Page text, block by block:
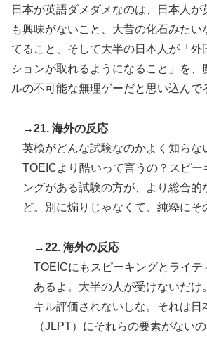
日本が英語ダメダメなのは、日本人が
も興味がないこと、大昔の化石みたい
てること、そして大半の日本人が「外
ションが取れるようになること」を、
ルの不可能な無理ゲーだと思い込んで
→21. 海外の反応
英検がどんな試験なのかよく知らな
TOEICより酷いって言うの？スピー
ングがある試験の方が、より総合的
ど。別に煽りじゃなくて、純粋にそ
→22. 海外の反応
TOEICにもスピーキングとライテ
あるよ。大半の人が受けないだけ
キル評価されないしな。それは日
（JLPT）にそれらの要素がない